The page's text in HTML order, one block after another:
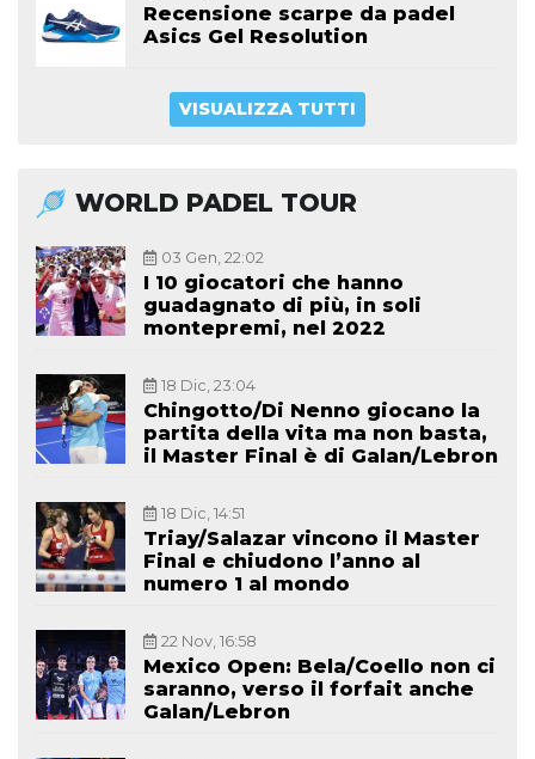
Recensione scarpe da padel
Asics Gel Resolution
VISUALIZZA TUTTI
WORLD PADEL TOUR
03 Gen, 22:02
I 10 giocatori che hanno
guadagnato di più, in soli
montepremi, nel 2022
18 Dic, 23:04
Chingotto/Di Nenno giocano la
partita della vita ma non basta,
il Master Final è di Galan/Lebron
18 Dic, 14:51
Triay/Salazar vincono il Master
Final e chiudono l’anno al
numero 1 al mondo
22 Nov, 16:58
Mexico Open: Bela/Coello non ci
saranno, verso il forfait anche
Galan/Lebron